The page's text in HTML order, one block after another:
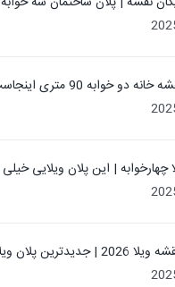
دو خوابه 90 متری اینجاست!
چهارخوابه | این پلان ویلایی
پلان ویلا دوبلکس